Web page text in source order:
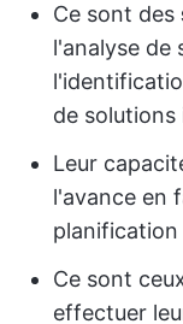
Ce sont des
l'analyse de
de
Leur
l'avance en
Ce sont
effectuer